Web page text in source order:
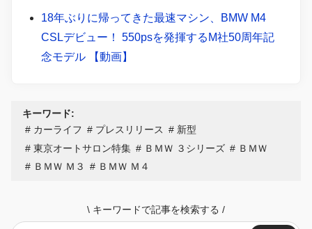
18年ぶりに帰ってきた最速マシン、BMW M4
CSLデビュー！ 550psを発揮するM社50周年記
念モデル 【動画】
キーワード:
カーライフ
プレスリリース
新型
東京オートサロン特集
ＢＭＷ ３シリーズ
ＢＭＷ
ＢＭＷ Ｍ３
ＢＭＷ Ｍ４
\ キーワードで記事を検索する /